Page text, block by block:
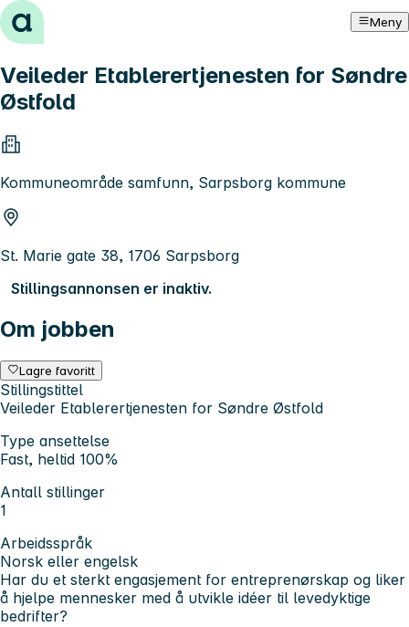
Hopp til innhold Meny
Veileder Etablerertjenesten for Søndre
Østfold
Kommuneområde samfunn, Sarpsborg kommune
St. Marie gate 38, 1706 Sarpsborg
Stillingsannonsen er inaktiv.
Om jobben
Lagre favoritt
Stillingstittel
Veileder Etablerertjenesten for Søndre Østfold
Type ansettelse
Fast, heltid 100%
Antall stillinger
1
Arbeidsspråk
Norsk eller engelsk
Har du et sterkt engasjement for entreprenørskap og liker
å hjelpe mennesker med å utvikle idéer til levedyktige
bedrifter?